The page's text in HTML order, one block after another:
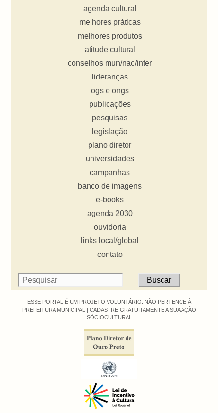
agenda cultural
melhores práticas
melhores produtos
atitude cultural
conselhos mun/nac/inter
lideranças
ogs e ongs
publicações
pesquisas
legislação
plano diretor
universidades
campanhas
banco de imagens
e-books
agenda 2030
ouvidoria
links local/global
contato
ESSE PORTAL É UM PROJETO VOLUNTÁRIO. NÃO PERTENCE À
PREFEITURA MUNICIPAL | CADASTRE GRATUITAMENTE A SUA AÇÃO
SÓCIOCULTURAL